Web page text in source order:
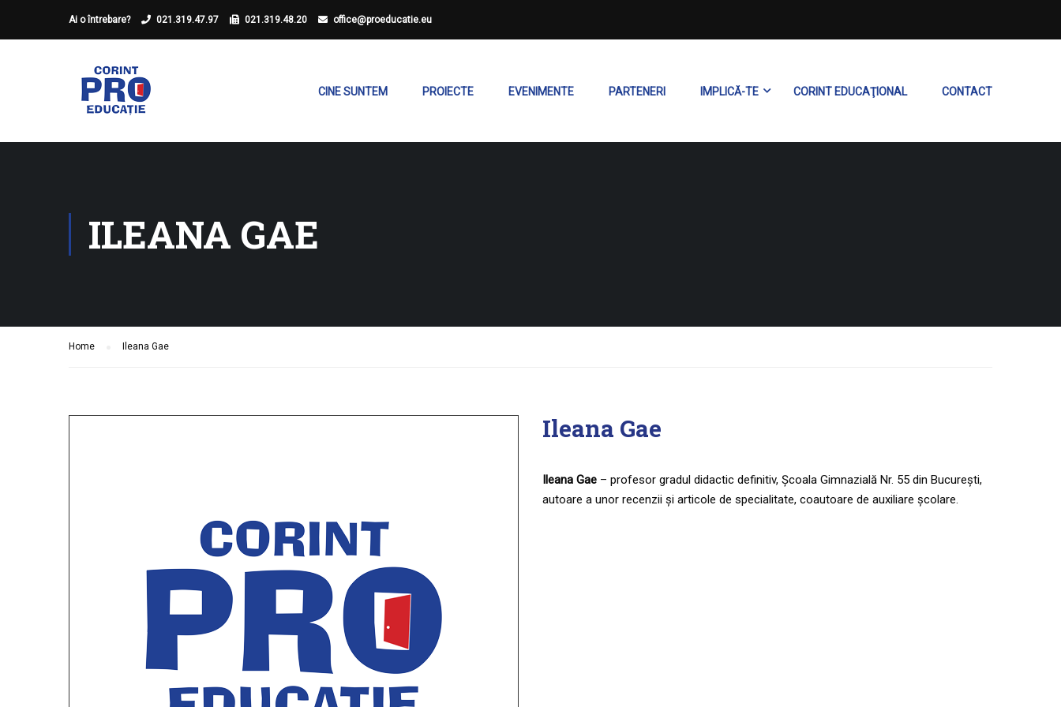
Ai o întrebare? 021.319.47.97 021.319.48.20 office@proeducatie.eu
CINE SUNTEM PROIECTE EVENIMENTE PARTENERI IMPLICĂ-TE CORINT EDUCAŢIONAL CONTACT
ILEANA GAE
Home Ileana Gae
Ileana Gae
Ileana Gae – profesor gradul didactic definitiv, Școala Gimnazială Nr. 55 din București,
autoare a unor recenzii și articole de specialitate, coautoare de auxiliare școlare.